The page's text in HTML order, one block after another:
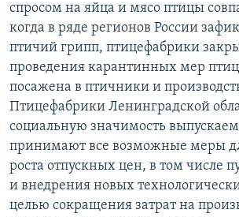
спросом на яйца и мясо птицы
когда в ряде регионов России
птичий грипп, птицефабрики
проведения карантинных мер
посажена в птичники и
Птицефабрики Ленинградской
социальную значимость
принимают все возможные меры
роста отпускных цен, в том числе
и внедрения новых
целью сокращения затрат на